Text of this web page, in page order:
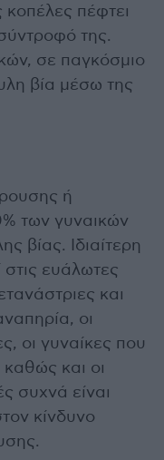
κοπέλες πέφτει
της.
σε παγκόσμιο
βία μέσω της
ή
των γυναικών
βίας. Ιδιαίτερη
στις ευάλωτες
και
οι
οι γυναίκες που
και οι
συχνά είναι
κίνδυνο